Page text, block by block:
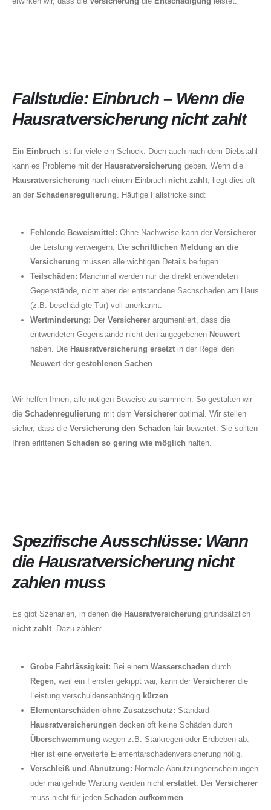
About Us
Fallstudie: Einbruch – Wenn die
Hausratversicherung nicht zahlt
Ein Einbruch ist für viele ein Schock. Doch auch nach dem Diebstahl
kann es Probleme mit der Hausratversicherung geben. Wenn die
Hausratversicherung nach einem Einbruch nicht zahlt , liegt dies oft
an der Schadensregulierung . Häufige Fallstricke sind:
Fehlende Beweismittel: Ohne Nachweise kann der Versicherer
die Leistung verweigern. Die schriftlichen Meldung an die
Versicherung müssen alle wichtigen Details beifügen.
Teilschäden: Manchmal werden nur die direkt entwendeten
Gegenstände, nicht aber der entstandene Sachschaden am Haus
(z.B. beschädigte Tür) voll anerkannt.
Wertminderung: Der Versichererargumentiert, dass die
entwendeten Gegenstände nicht den angegebenen Neuwert
haben. Die Hausratversicherung ersetztin der Regel den
Neuwertder gestohlenen Sachen.
Wir helfen Ihnen, alle nötigen Beweise zu sammeln. So gestalten wir
die Schadenregulierung mit dem Versicherer optimal. Wir stellen
sicher, dass die Versicherung den Schaden fair bewertet. Sie sollten
Ihren erlittenen Schaden so gering wie möglich halten.
About Us
Spezifische Ausschlüsse: Wann
die Hausratversicherung nicht
zahlen muss
Es gibt Szenarien, in denen die Hausratversicherung grundsätzlich
nicht zahlt. Dazu zählen:
Grobe Fahrlässigkeit: Bei einem Wasserschaden durch
Regen , weil ein Fenster gekippt war, kann der Versichererdie
Leistung verschuldensabhängig kürzen
Elementarschäden ohne Zusatzschutz: Standard-
Hausratversicherungen decken oft keine Schäden durch
Überschwemmung wegen z.B. Starkregen oder Erdbeben ab.
Hier ist eine erweiterte Elementarschadenversicherung nötig.
Verschleiß und Abnutzung: Normale Abnutzungserscheinungen
oder mangelnde Wartung werden nicht erstattet. Der Versicherer
muss nicht für jeden Schaden aufkommen